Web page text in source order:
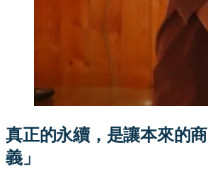
真正的永續，是讓本來的
義」